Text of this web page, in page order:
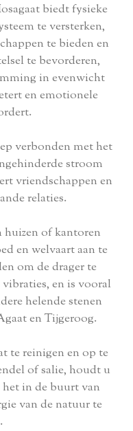
biedt fysieke
te versterken,
te bieden en
te bevorderen,
in evenwicht
en emotionele
verbonden met het
stroom
vriendschappen en
relaties.
huizen of kantoren
en welvaart aan te
om de drager te
en is vooral
helende stenen
en Tijgeroog.
te reinigen en op te
of salie, houdt u
in de buurt van
van de natuur te